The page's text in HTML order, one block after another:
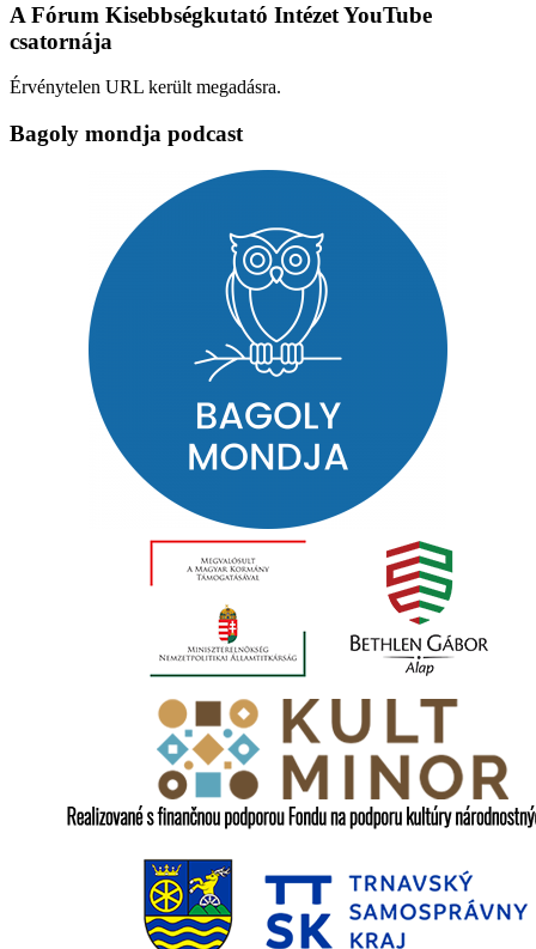
A Fórum Kisebbségkutató Intézet YouTube
csatornája
Érvénytelen URL került megadásra.
Bagoly mondja podcast